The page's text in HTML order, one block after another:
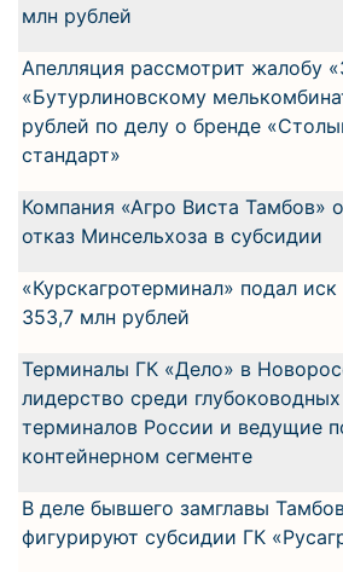
млн рублей
Апелляция рассмотрит жалобу
«Бутурлиновскому
рублей по делу о бренде
стандарт»
Компания «Агро Виста Тамбов»
отказ Минсельхоза в субсидии
«Курскагротерминал» подал
353,7 млн рублей
Терминалы ГК «Дело» в
лидерство среди
терминалов России и ведущие
контейнерном сегменте
В деле бывшего замглавы
фигурируют субсидии ГК